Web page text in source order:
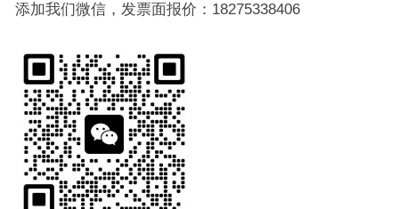
添加我们微信，发票面报价：18275338406